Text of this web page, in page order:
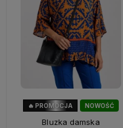
NOWOŚĆ
🔥 PROMOCJA
Bluzka damska